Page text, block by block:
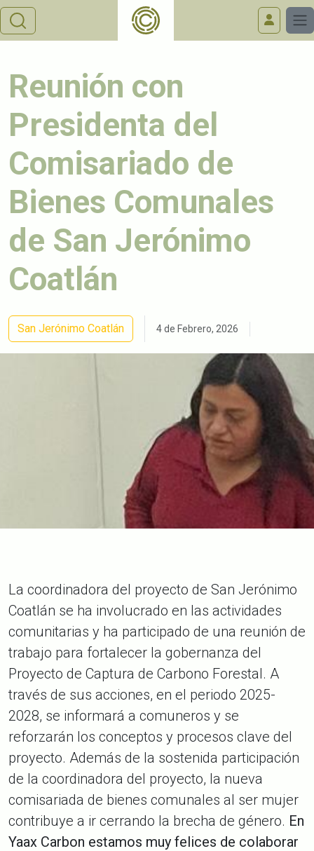
Reunión con
Presidenta del
Comisariado de
Bienes Comunales
de San Jerónimo
Coatlán
San Jerónimo Coatlán 4 de Febrero, 2026
La coordinadora del proyecto de San Jerónimo
Coatlán se ha involucrado en las actividades
comunitarias y ha participado de una reunión de
trabajo para fortalecer la gobernanza del
Proyecto de Captura de Carbono Forestal. A
través de sus acciones, en el periodo 2025-
2028, se informará a comuneros y se
reforzarán los conceptos y procesos clave del
proyecto. Además de la sostenida participación
de la coordinadora del proyecto, la nueva
comisariada de bienes comunales al ser mujer
contribuye a ir cerrando la brecha de género. En
Yaax Carbon estamos muy felices de colaborar